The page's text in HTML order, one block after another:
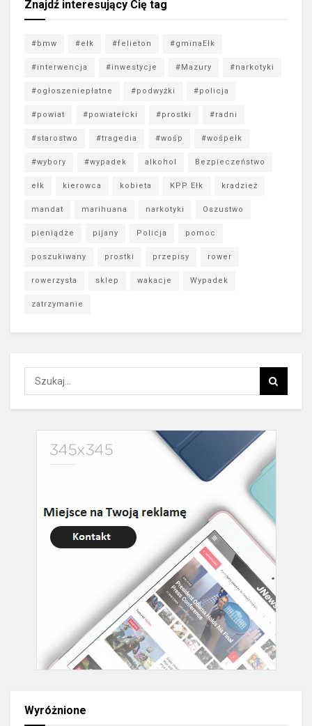
Znajdź interesujący Cię tag
#bmw #ełk #felieton #gminaEłk
#interwencja #inwestycje #Mazury #narkotyki
#ogłoszeniepłatne #podwyżki #policja
#powiat #powiatełcki #prostki #radni
#starostwo #tragedia #wośp #wośpełk
#wybory #wypadek alkohol Bezpieczeństwo
ełk kierowca kobieta KPP Ełk kradzież
mandat marihuana narkotyki Oszustwo
pieniądze pijany Policja pomoc
poszukiwany prostki przepisy rower
rowerzysta sklep wakacje Wypadek
zatrzymanie
Wyróżnione